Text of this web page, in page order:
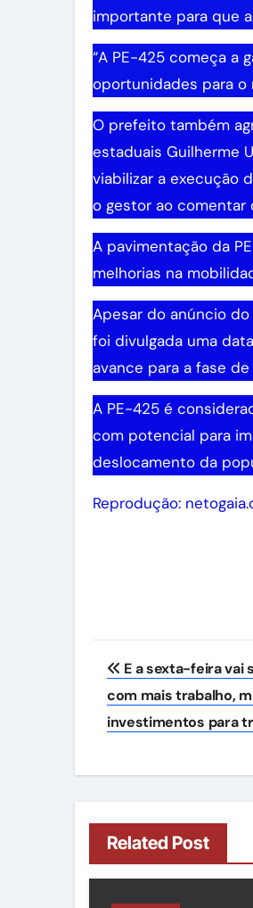
importante para que
“A PE-425 começa a
oportunidades para o
O prefeito também
estaduais Guilherme
viabilizar a execução
o gestor ao comentar
A pavimentação da
melhorias na
Apesar do anúncio
foi divulgada uma
avance para a fase
A PE-425 é
com potencial para
deslocamento da
Reprodução:
Navegação
de
Post
E a sexta-feira vai
com mais trabalho,
investimentos para
Related Post